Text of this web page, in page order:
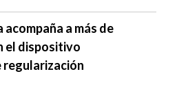
a más de
el dispositivo